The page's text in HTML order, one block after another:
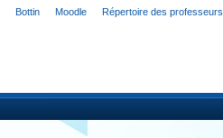
Bottin Moodle Répertoire des professeurs